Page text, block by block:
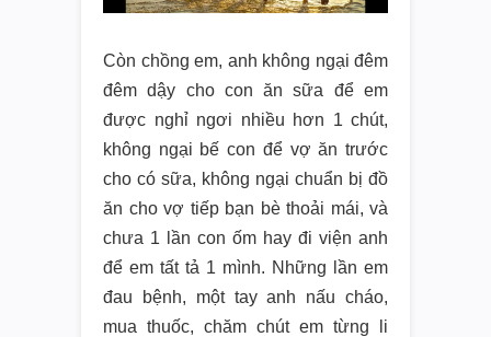
Còn chồng em, anh không ngại đêm
đêm dậy cho con ăn sữa để em
được nghỉ ngơi nhiều hơn 1 chút,
không ngại bế con để vợ ăn trước
cho có sữa, không ngại chuẩn bị đồ
ăn cho vợ tiếp bạn bè thoải mái, và
chưa 1 lần con ốm hay đi viện anh
để em tất tả 1 mình. Những lần em
đau bệnh, một tay anh nấu cháo,
mua thuốc, chăm chút em từng li